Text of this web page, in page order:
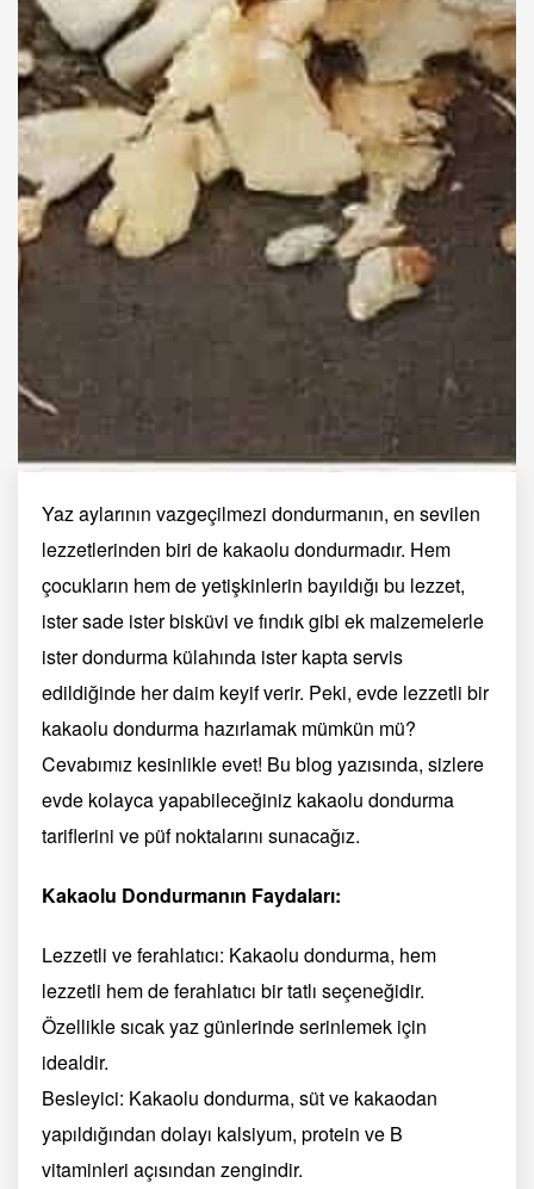
Yaz aylarının vazgeçilmezi dondurmanın, en sevilen
lezzetlerinden biri de kakaolu dondurmadır. Hem
çocukların hem de yetişkinlerin bayıldığı bu lezzet,
ister sade ister bisküvi ve fındık gibi ek malzemelerle
ister dondurma külahında ister kapta servis
edildiğinde her daim keyif verir. Peki, evde lezzetli bir
kakaolu dondurma hazırlamak mümkün mü?
Cevabımız kesinlikle evet! Bu blog yazısında, sizlere
evde kolayca yapabileceğiniz kakaolu dondurma
tariflerini ve püf noktalarını sunacağız.
Kakaolu Dondurmanın Faydaları:
Lezzetli ve ferahlatıcı: Kakaolu dondurma, hem
lezzetli hem de ferahlatıcı bir tatlı seçeneğidir.
Özellikle sıcak yaz günlerinde serinlemek için
idealdir.
Besleyici: Kakaolu dondurma, süt ve kakaodan
yapıldığından dolayı kalsiyum, protein ve B
vitaminleri açısından zengindir.